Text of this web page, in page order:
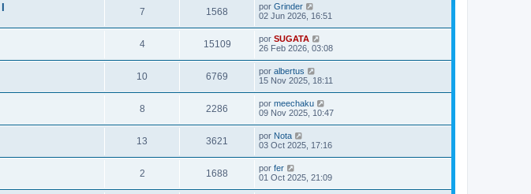
7 1568 por Grinder
02 Jun 2026, 16:51
4 15109 por SUGATA
26 Feb 2026, 03:08
10 6769 por albertus
15 Nov 2025, 18:11
8 2286 por meechaku
09 Nov 2025, 10:47
13 3621 por Nota
03 Oct 2025, 17:16
2 1688 por fer
01 Oct 2025, 21:09